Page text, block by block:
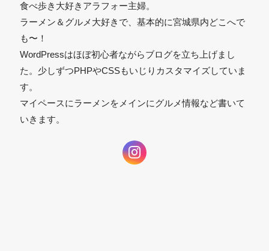
食べ歩き大好きアラフォー主婦。
ラーメン＆グルメ大好きで、基本的に宮城県内どこへで
も〜！
WordPressはほぼ初心者ながらブログを立ち上げまし
た。少しずつPHPやCSSもいじりカスタマイズしていま
す。
マイペースにラーメンをメインにグルメ情報など書いて
いきます。